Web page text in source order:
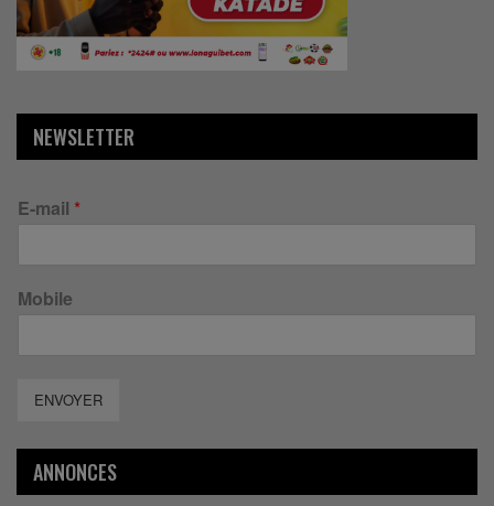
NEWSLETTER
E-mail *
Mobile
ENVOYER
ANNONCES